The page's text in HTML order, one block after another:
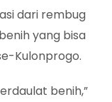
dari rembug
yang bisa
Kulonprogo.
benih,”